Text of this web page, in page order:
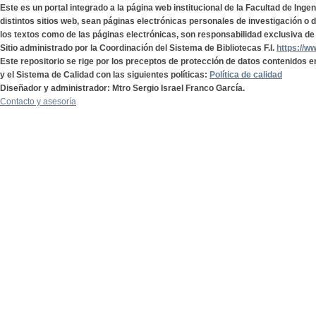
Este es un portal integrado a la página web institucional de la Facultad de
distintos sitios web, sean páginas electrónicas personales de investigación o
los textos como de las páginas electrónicas, son responsabilidad exclusiva
Sitio administrado por la Coordinación del Sistema de Bibliotecas F.I. https://
Este repositorio se rige por los preceptos de protección de datos contenidos
y el Sistema de Calidad con las siguientes políticas: Política de calidad
Diseñador y administrador: Mtro Sergio Israel Franco García.
Contacto y asesoría